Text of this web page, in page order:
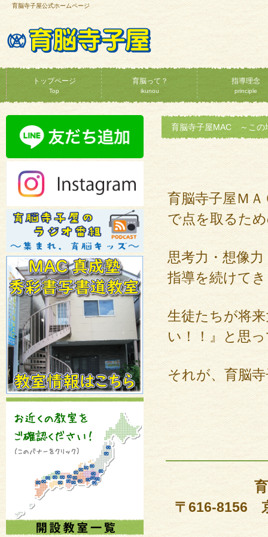
育脳寺子屋公式ホームページ
トップページ
Top
育脳って？
ikunou
指導理念
principle
育脳寺子屋MAC ～この
育脳寺子屋Ｍ
で点を取るた
思考力・想像
指導を続けて
生徒たちが将
い！！』と思
それが、育脳
〒616-8156